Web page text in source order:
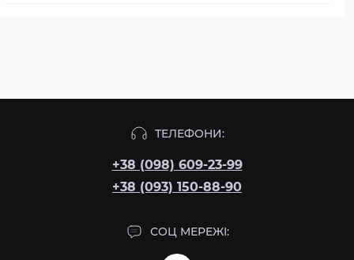
ТЕЛЕФОНИ:
+38 (098) 609-23-99
+38 (093) 150-88-90
СОЦ МЕРЕЖІ: